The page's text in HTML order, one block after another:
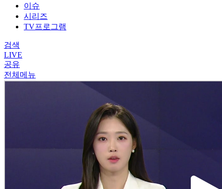
이슈
시리즈
TV프로그램
검색
LIVE
공유
전체메뉴